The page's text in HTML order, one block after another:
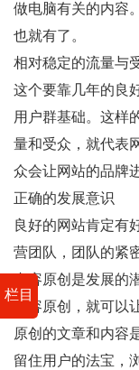
栏目
做电脑有关的内容
也就有了。
相对稳定的流量与
这个要靠几年的良
用户群基础。这样
量和受众，就代表
众会让网站的品牌
正确的发展意识
良好的网站肯定有
营团队，团队的紧
内容原创是发展的
内容原创，就可以
原创的文章和内容
留住用户的法宝，